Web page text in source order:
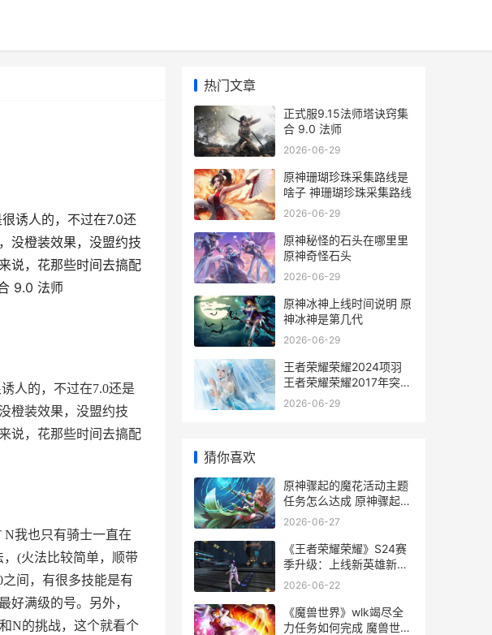
诱人的，不过在7.0还
没橙装效果，没盟约技
说，花那些时间去搞配
9.0 法师
人的，不过在7.0还是
橙装效果，没盟约技
说，花那些时间去搞配
我也只有骑士一直在
(火法比较简单，顺带
间，有很多技能是有
好满级的号。另外，
N的挑战，这个就看个
热门文章
正式服9.15法师塔诀窍集
合 9.0 法师
2026-06-29
原神珊瑚珍珠采集路线是
啥子 神珊瑚珍珠采集路线
2026-06-29
原神秘怪的石头在哪里里
原神奇怪石头
2026-06-29
原神冰神上线时间说明 原
神冰神是第几代
2026-06-29
王者荣耀荣耀2024项羽
王者荣耀荣耀2017年突然
听与我同行
2026-06-29
猜你喜欢
原神骤起的魔花活动主题
任务怎么达成 原神骤起的
魔花可以组队吗
2026-06-27
《王者荣耀荣耀》S24赛
季升级：上线新英雄新皮
肤 王者荣耀荣耀之章命运
2026-06-22
《魔兽世界》wlk竭尽全
力任务如何完成 魔兽世界